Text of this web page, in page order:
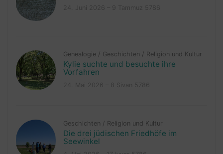
Genealogie / Geschichten / Religion und Kultur
Kylie suchte und besuchte ihre
Vorfahren
Geschichten / Religion und Kultur
Die drei jüdischen Friedhöfe im
Seewinkel